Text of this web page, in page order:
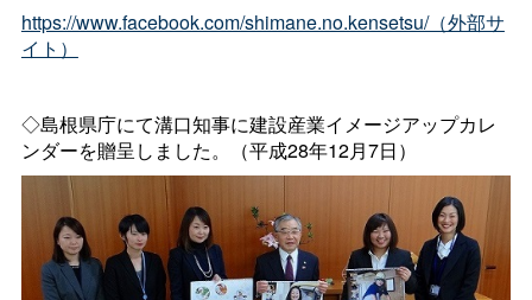
https://www.facebook.com/shimane.no.kensetsu/（外部サ
イト）
◇島根県庁にて溝口知事に建設産業イメージアップカレ
ンダーを贈呈しました。（平成28年12月7日）